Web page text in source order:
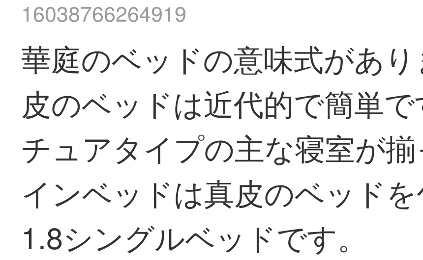
16038766264919
華庭のベッドの意味式があ
皮のベッドは近代的で簡単
チュアタイプの主な寝室が
インベッドは真皮のベッドを
1.8シングルベッドです。